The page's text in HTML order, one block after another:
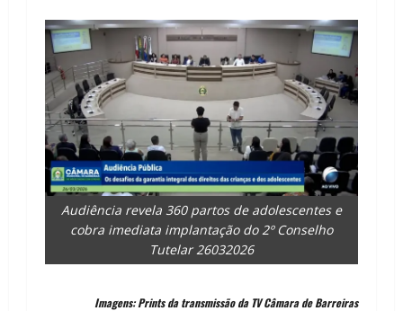
Audiência revela 360 partos de adolescentes e
cobra imediata implantação do 2º Conselho
Tutelar 26032026
Imagens: Prints da transmissão da TV Câmara de Barreiras